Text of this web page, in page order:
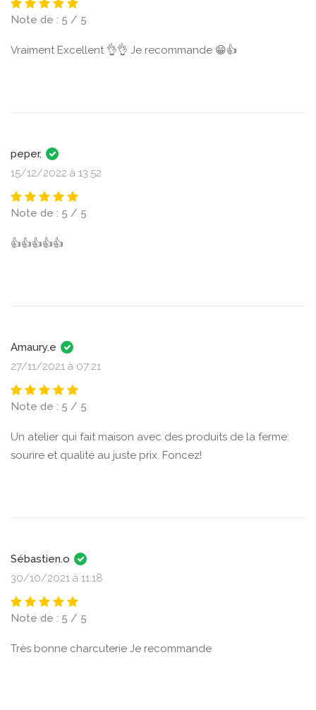
Note de : 5 / 5
Vraiment Excellent 👌👌 Je recommande 😁👍
peper.
15/12/2022 à 13:52
Note de : 5 / 5
👍👍👍👍👍
Amaury.e
27/11/2021 à 07:21
Note de : 5 / 5
Un atelier qui fait maison avec des produits de la ferme:
sourire et qualité au juste prix. Foncez!
Sébastien.o
30/10/2021 à 11:18
Note de : 5 / 5
Très bonne charcuterie Je recommande